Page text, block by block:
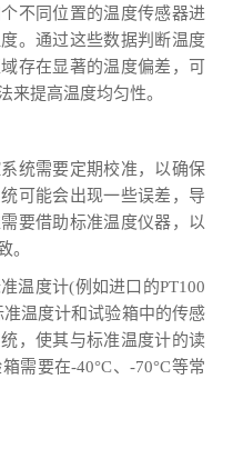
同位置的温度传感器进
。通过这些数据判断温度
存在显著的温度偏差，可
来提高温度均匀性。
需要定期校准，以确保
可能会出现一些误差，导
要借助标准温度仪器，以
。
度计(例如进口的PT100
温度计和试验箱中的传感
，使其与标准温度计的读
需要在-40°C、-70°C等常